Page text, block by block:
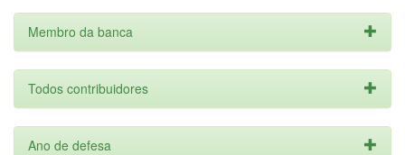
Membro da banca
Todos contribuidores
Ano de defesa